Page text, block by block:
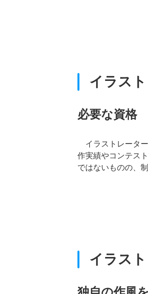
イラス
必要な資
イラストレーター
作実績やコンテス
ではないものの、
イラス